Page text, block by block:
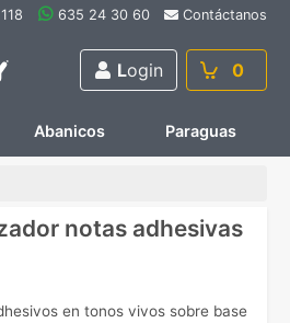
635 24 30 60 Contáctanos
Login 0
Abanicos Paraguas
notas adhesivas
en tonos vivos sobre base